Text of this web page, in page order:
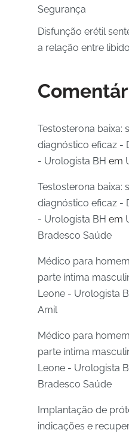
Segurança
Disfunção erétil
a relação entre
Testosterona baixa:
diagnóstico eficaz -
- Urologista BH em
Testosterona baixa:
diagnóstico eficaz -
- Urologista BH em
Bradesco Saúde
Médico para
parte íntima
Leone - Urologista
Amil
Médico para
parte íntima
Leone - Urologista
Bradesco Saúde
Implantação de
indicações e